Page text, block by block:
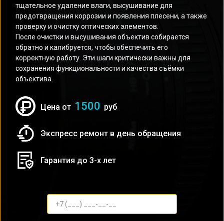
тщательное удаление влаги, высушивание для
предотвращения коррозии и появления плесени, а также
проверку и очистку оптических элементов.
После очистки и высушивания объектив собирается
обратно и калибруется, чтобы обеспечить его
корректную работу. Эти шаги критически важны для
сохранения функциональности и качества съёмки
объектива.
Цена от 1500 руб
Экспресс ремонт в день обращения
Гарантия до 3-х лет